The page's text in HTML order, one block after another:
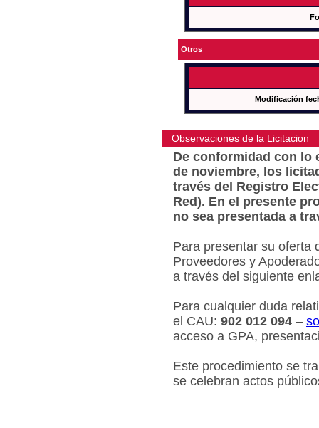
Otros
Modificación
Observaciones de la Licitacion
De conformidad con lo
de noviembre, los
través del Registro
Red). En el presente
no sea presentada a
Para presentar su oferta
Proveedores y
a través del siguiente
Para cualquier duda
el CAU: 902 012 094 –
acceso a GPA,
Este procedimiento se
se celebran actos